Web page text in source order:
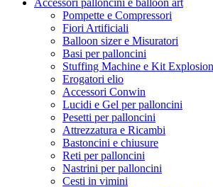
Accessori palloncini e balloon art
Pompette e Compressori
Fiori Artificiali
Balloon sizer e Misuratori
Basi per palloncini
Stuffing Machine e Kit
Erogatori elio
Accessori Conwin
Lucidi e Gel per palloncini
Pesetti per palloncini
Attrezzatura e Ricambi
Bastoncini e chiusure
Reti per palloncini
Nastrini per palloncini
Cesti in vimini